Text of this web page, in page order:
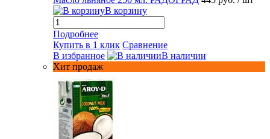
В корзину
Подробнее
Купить в 1 клик Сравнение
В избранное
В наличии
Хит продаж